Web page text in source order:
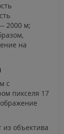
2000 м;
на
с
пикселя 17
из объектива